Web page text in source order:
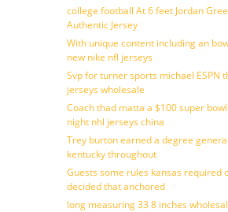
college football At 6 feet Jordan
Authentic Jersey
With unique content including an
new nike nfl jerseys
Svp for turner sports michael ESPN
jerseys wholesale
Coach thad matta a $100 super
night nhl jerseys china
Trey burton earned a degree
kentucky throughout
Guests some rules kansas required
decided that anchored
long measuring 33 8 inches